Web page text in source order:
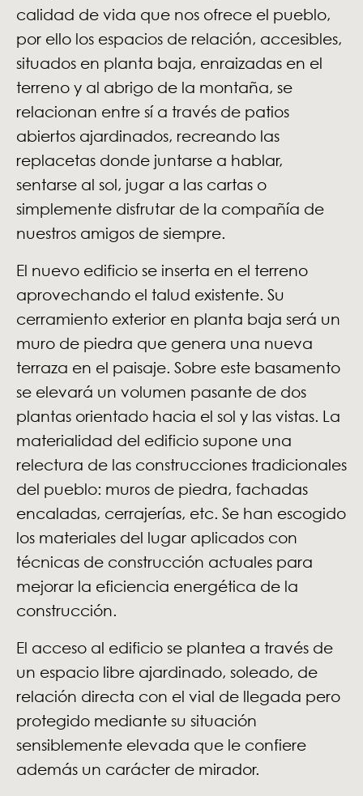
calidad de vida que nos ofrece el pueblo,
por ello los espacios de relación, accesibles,
situados en planta baja, enraizadas en el
terreno y al abrigo de la montaña, se
relacionan entre sí a través de patios
abiertos ajardinados, recreando las
replacetas donde juntarse a hablar,
sentarse al sol, jugar a las cartas o
simplemente disfrutar de la compañía de
nuestros amigos de siempre.
El nuevo edificio se inserta en el terreno
aprovechando el talud existente. Su
cerramiento exterior en planta baja será un
muro de piedra que genera una nueva
terraza en el paisaje. Sobre este basamento
se elevará un volumen pasante de dos
plantas orientado hacia el sol y las vistas. La
materialidad del edificio supone una
relectura de las construcciones tradicionales
del pueblo: muros de piedra, fachadas
encaladas, cerrajerías, etc. Se han escogido
los materiales del lugar aplicados con
técnicas de construcción actuales para
mejorar la eficiencia energética de la
construcción.
El acceso al edificio se plantea a través de
un espacio libre ajardinado, soleado, de
relación directa con el vial de llegada pero
protegido mediante su situación
sensiblemente elevada que le confiere
además un carácter de mirador.